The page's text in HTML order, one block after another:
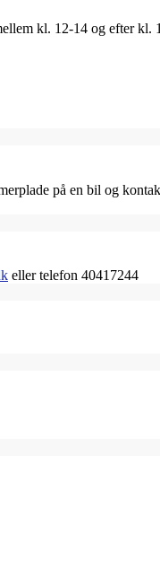
kl. 12-14 og efter kl.
på en bil og
eller telefon 40417244